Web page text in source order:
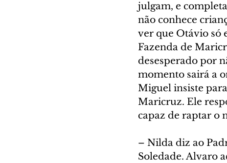
julgam, e
não conhece
ver que Otávio só
Fazenda de
desesperado por
momento sairá a
Miguel insiste
Maricruz. Ele
capaz de raptar o
– Nilda diz ao
Soledade. Alvaro